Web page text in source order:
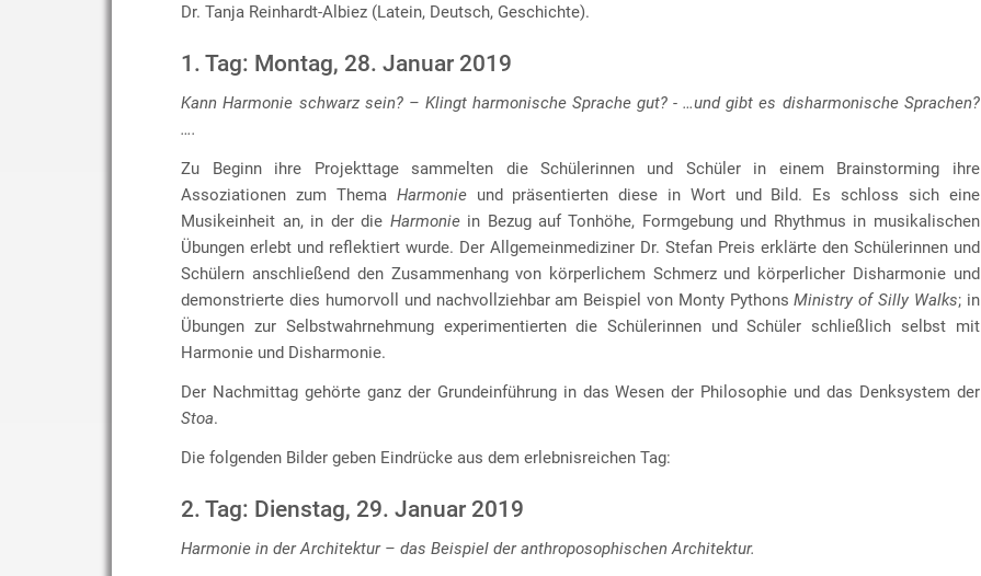
Dr. Tanja Reinhardt-Albiez (Latein, Deutsch, Geschichte).
1. Tag: Montag, 28. Januar 2019
Kann Harmonie schwarz sein? – Klingt harmonische Sprache gut? - …und gibt es disharmonische Sprachen?
….
Zu Beginn ihre Projekttage sammelten die Schülerinnen und Schüler in einem Brainstorming ihre
Assoziationen zum Thema Harmonieund präsentierten diese in Wort und Bild. Es schloss sich eine
Musikeinheit an, in der die Harmoniein Bezug auf Tonhöhe, Formgebung und Rhythmus in musikalischen
Übungen erlebt und reflektiert wurde. Der Allgemeinmediziner Dr. Stefan Preis erklärte den Schülerinnen und
Schülern anschließend den Zusammenhang von körperlichem Schmerz und körperlicher Disharmonie und
demonstrierte dies humorvoll und nachvollziehbar am Beispiel von Monty PythonsMinistry of Silly Walks; in
Übungen zur Selbstwahrnehmung experimentierten die Schülerinnen und Schüler schließlich selbst mit
Harmonie und Disharmonie.
Der Nachmittag gehörte ganz der Grundeinführung in das Wesen der Philosophie und das Denksystem der
Stoa.
Die folgenden Bilder geben Eindrücke aus dem erlebnisreichen Tag:
2. Tag: Dienstag, 29. Januar 2019
Harmonie in der Architektur – das Beispiel der anthroposophischen Architektur.